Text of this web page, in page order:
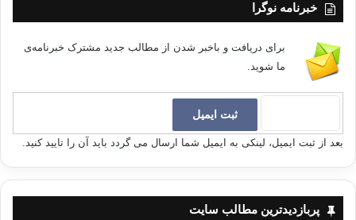
خبرنامه نوگرا
برای دریافت و باخبر شدن از مطالب جدید مشترک خبرنامه‌ی
ما شوید.
بعد از ثبت ایمیل، لینکی به ایمیل شما ارسال می گردد باید آن را تایید کنید.
پربازدیدترین مطالب سایت